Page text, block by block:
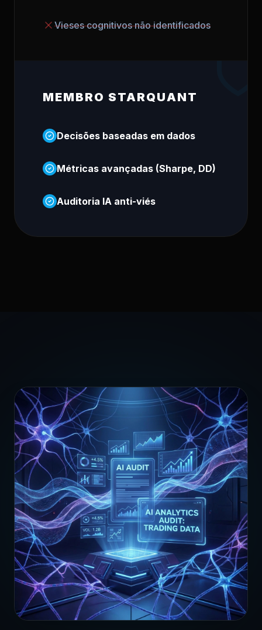
Vieses cognitivos não identificados
MEMBRO STARQUANT
Decisões baseadas em dados
Métricas avançadas (Sharpe, DD)
Auditoria IA anti-viés